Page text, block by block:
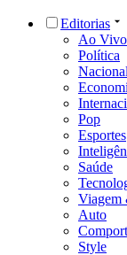
Editorias
Ao Vivo
Política
Nacional
Pop
Esportes
Saúde
Viagem
Auto
Style